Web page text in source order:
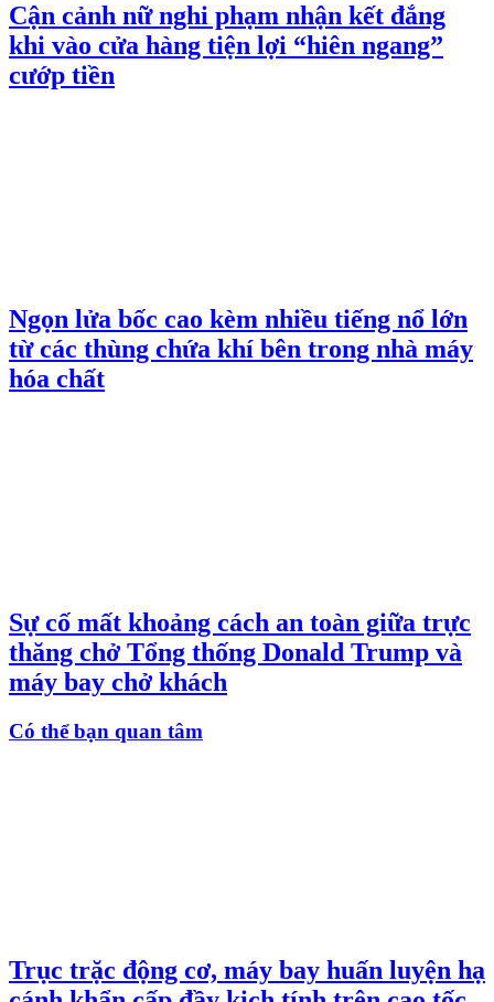
Cận cảnh nữ nghi phạm nhận kết đắng
khi vào cửa hàng tiện lợi “hiên ngang”
cướp tiền
Ngọn lửa bốc cao kèm nhiều tiếng nổ lớn
từ các thùng chứa khí bên trong nhà máy
hóa chất
Sự cố mất khoảng cách an toàn giữa trực
thăng chở Tổng thống Donald Trump và
máy bay chở khách
Có thể bạn quan tâm
Trục trặc động cơ, máy bay huấn luyện hạ